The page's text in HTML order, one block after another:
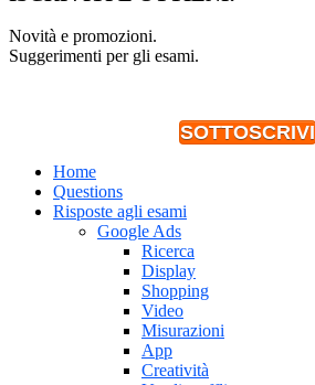
Novità e promozioni.
Suggerimenti per gli esami.
SOTTOSCRIVI
Home
Questions
Risposte agli esami
Google Ads
Ricerca
Display
Shopping
Video
Misurazioni
App
Creatività